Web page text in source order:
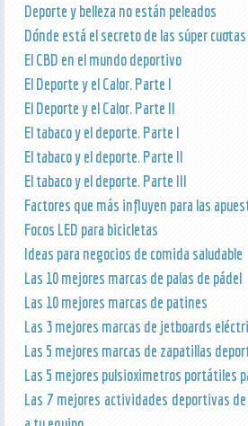
Deporte y belleza no están peleados
Dónde está el secreto de las súper
El CBD en el mundo deportivo
El Deporte y el Calor. Parte I
El Deporte y el Calor. Parte II
El tabaco y el deporte. Parte I
El tabaco y el deporte. Parte II
El tabaco y el deporte. Parte III
Factores que más influyen para las
Focos LED para bicicletas
Ideas para negocios de comida saludable
Las 10 mejores marcas de palas de pádel
Las 10 mejores marcas de patines
Las 3 mejores marcas de jetboards
Las 5 mejores marcas de zapatillas
Las 5 mejores pulsioximetros portátiles
Las 7 mejores actividades deportivas